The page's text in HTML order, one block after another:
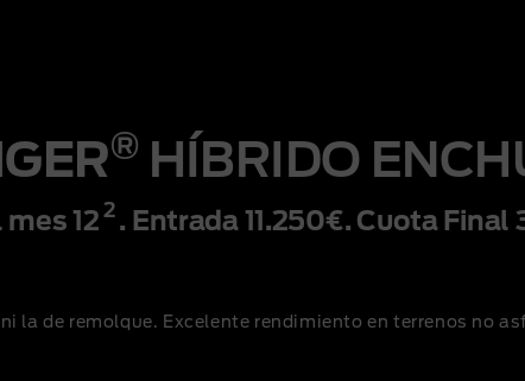
® HÍBRIDO
12 2 . Entrada 11.250€. Cuota
la de remolque. Excelente rendimiento en terrenos no